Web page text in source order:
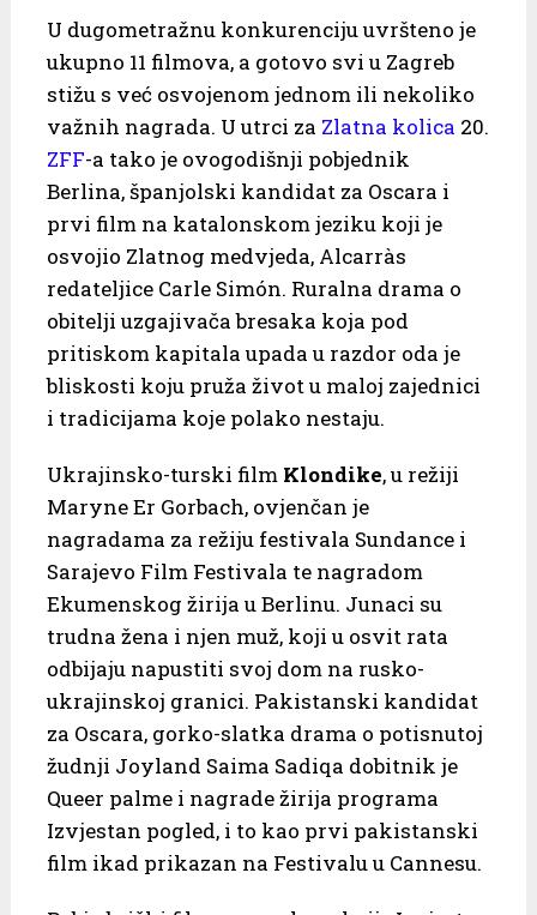
U dugometražnu konkurenciju uvršteno je
ukupno 11 filmova, a gotovo svi u Zagreb
stižu s već osvojenom jednom ili nekoliko
važnih nagrada. U utrci za Zlatna kolica 20.
ZFF-a tako je ovogodišnji pobjednik
Berlina, španjolski kandidat za Oscara i
prvi film na katalonskom jeziku koji je
osvojio Zlatnog medvjeda, Alcarràs
redateljice Carle Simón. Ruralna drama o
obitelji uzgajivača bresaka koja pod
pritiskom kapitala upada u razdor oda je
bliskosti koju pruža život u maloj zajednici
i tradicijama koje polako nestaju.
Ukrajinsko-turski film Klondike, u režiji
Maryne Er Gorbach, ovjenčan je
nagradama za režiju festivala Sundance i
Sarajevo Film Festivala te nagradom
Ekumenskog žirija u Berlinu. Junaci su
trudna žena i njen muž, koji u osvit rata
odbijaju napustiti svoj dom na rusko-
ukrajinskoj granici. Pakistanski kandidat
za Oscara, gorko-slatka drama o potisnutoj
žudnji Joyland Saima Sadiqa dobitnik je
Queer palme i nagrade žirija programa
Izvjestan pogled, i to kao prvi pakistanski
film ikad prikazan na Festivalu u Cannesu.